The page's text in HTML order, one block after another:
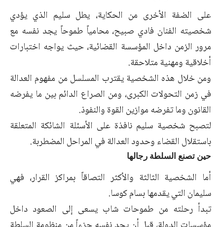
على الضفة الأخرى من الحكاية، يطل سليم الذي يؤدي
شخصيته الفنان فادي صبيح، محامياً طموحاً يجد نفسه مع
مرور الزمن داخل المؤسسة القضائية، حيث يواجه اختبارات
أخلاقية ومهنية متلاحقة.
ومن خلال هذه الشخصية يقترب المسلسل من مفهوم العدالة
في زمن التحولات الكبرى، ومن الصراع الدائم بين ما يفرضه
القانون وما تفرضه موازين القوة والنفوذ.
لتصبح شخصية سليم نافذة على الأسئلة الشائكة المتعلقة
باستقلال القضاء وحدود العدالة في المراحل المضطربة.
حين تصنع السلطة رجالها
أما الشخصية الثالثة والأكثر التصاقاً بمراكز القرار، فهي
سليمان التي يقدمها بسام كوسا.
تبدأ رحلته من طموحات شاب يسعى إلى الصعود داخل